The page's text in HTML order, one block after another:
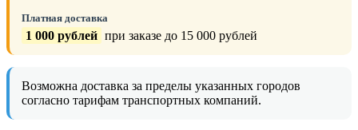
Платная доставка
1 000 рублей при заказе до 15 000 рублей
Возможна доставка за пределы указанных городов
согласно тарифам транспортных компаний.